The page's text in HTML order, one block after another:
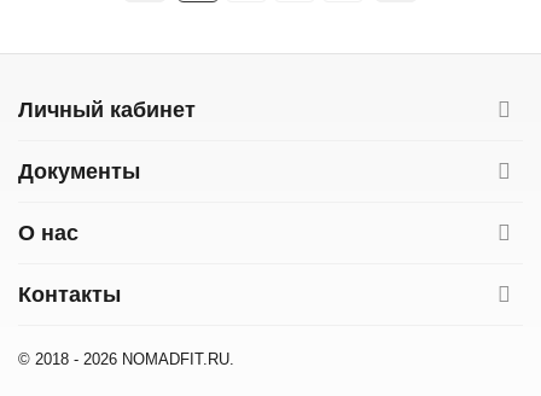
Личный кабинет
Документы
О нас
Контакты
© 2018 - 2026 NOMADFIT.RU.